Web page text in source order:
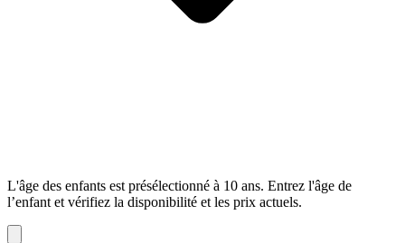
L'âge des enfants est présélectionné à 10 ans. Entrez l'âge de
l’enfant et vérifiez la disponibilité et les prix actuels.